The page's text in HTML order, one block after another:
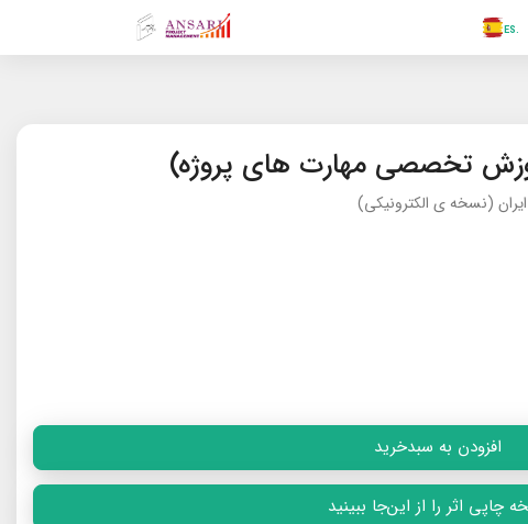
.TR
.FR
تخصصی مهارت های پروژه)
(نسخه ی الکترونیکی)
افزودن به سبدخرید
چاپی اثر را از این‌جا ببینید